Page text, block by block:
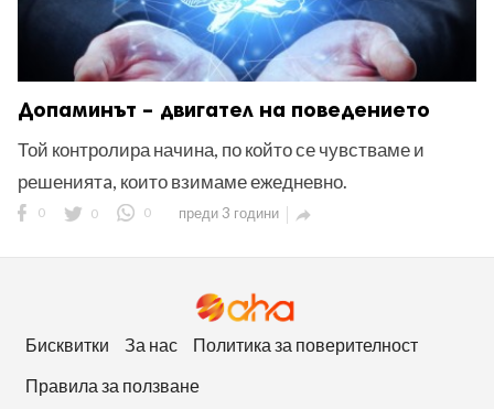
Допаминът – двигател на поведението
Той контролира начина, по който се чувстваме и
решениятa, които взимаме ежедневно.
0 0 0 преди 3 години 
Бисквитки За нас
Политика за поверителност
Правила за ползване